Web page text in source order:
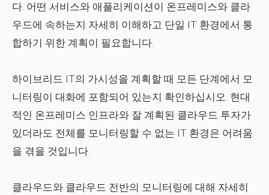
다. 어떤 서비스와 애플리케이션이 온프레미스와 클라
우드에 속하는지 자세히 이해하고 단일 IT 환경에서 통
합하기 위한 계획이 필요합니다.
하이브리드 IT의 가시성을 계획할 때 모든 단계에서 모
니터링이 대화에 포함되어 있는지 확인하십시오. 현대
적인 온프레미스 인프라와 잘 계획된 클라우드 투자가
있더라도 전체를 모니터링할 수 없는 IT 환경은 어려움
을 겪을 것입니다.
클라우드와 클라우드 전반의 모니터링에 대해 자세히